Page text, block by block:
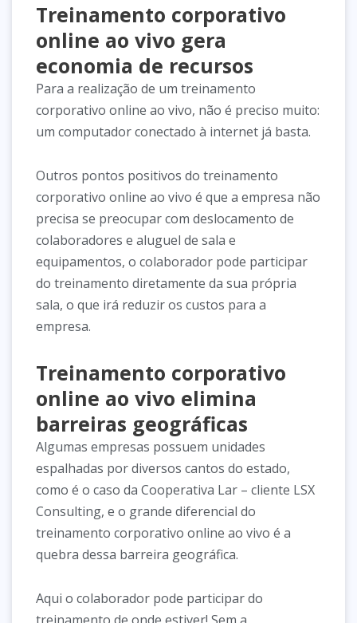
Treinamento corporativo
online ao vivo gera
economia de recursos
Para a realização de um treinamento
corporativo online ao vivo, não é preciso muito:
um computador conectado à internet já basta.
Outros pontos positivos do treinamento
corporativo online ao vivo é que a empresa não
precisa se preocupar com deslocamento de
colaboradores e aluguel de sala e
equipamentos, o colaborador pode participar
do treinamento diretamente da sua própria
sala, o que irá reduzir os custos para a
empresa.
Treinamento corporativo
online ao vivo elimina
barreiras geográficas
Algumas empresas possuem unidades
espalhadas por diversos cantos do estado,
como é o caso da Cooperativa Lar – cliente LSX
Consulting, e o grande diferencial do
treinamento corporativo online ao vivo é a
quebra dessa barreira geográfica.
Aqui o colaborador pode participar do